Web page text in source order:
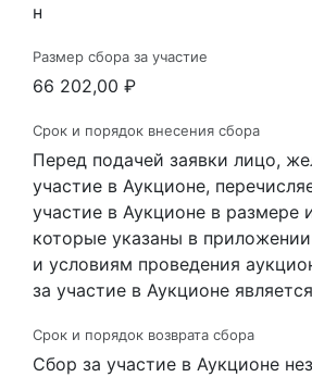
н
Размер сбора за участие
66 202,00 ₽
Срок и порядок внесения сбора
Перед подачей заявки лицо,
участие в Аукционе,
участие в Аукционе в размере
которые указаны в
и условиям проведения
за участие в Аукционе
Срок и порядок возврата сбора
Сбор за участие в Аукционе